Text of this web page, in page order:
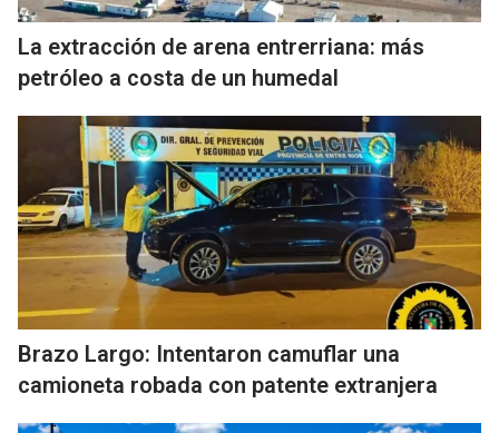
La extracción de arena entrerriana: más
petróleo a costa de un humedal
Brazo Largo: Intentaron camuflar una
camioneta robada con patente extranjera